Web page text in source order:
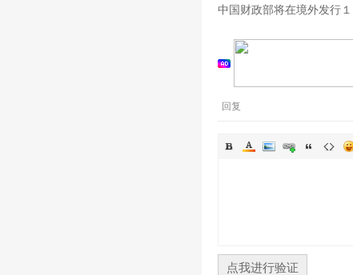
报
中国财政部将在境外发行
回复
点我进行验证